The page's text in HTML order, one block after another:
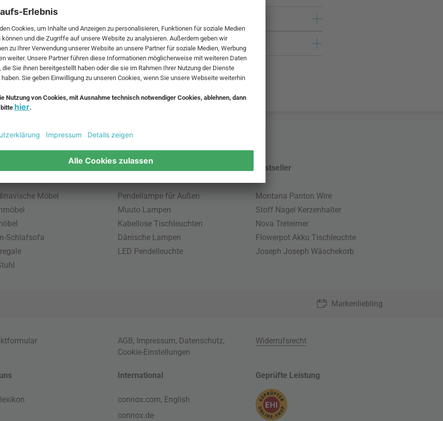
und zzgl.Versandkosten.
Möbel
Schlafsofa
Pendellampe für Außen
Muuto Lampen
Kabellose Tischleuchten
Dänische Lampen
LED Pendelleuchte
Bestseller
Montana Panton Wire
Stoff Nagel Kerzenhalter
Nova Treteimer
Flowerpot Akku Tischleuchte
Joseph Joseph Wäschekorb
Markenliebling
AGB, Impressum, Datenschutz,
Cookie-Einstellungen
Widerrufsrecht
International
connox.com, English
connox.de
Geprüfte Leistung